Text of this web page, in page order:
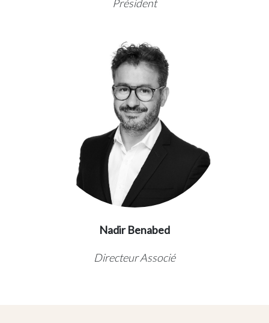
Président
Nadir Benabed
Directeur Associé